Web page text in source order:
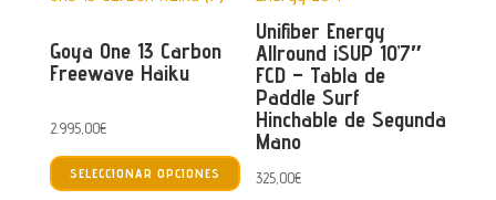
Goya One 13 Carbon
Freewave Haiku
2.995,00€
SELECCIONAR OPCIONES
Este
producto
Unifiber Energy
Allround iSUP 10’7″
FCD – Tabla de
Paddle Surf
Hinchable de Segunda
Mano
325,00€